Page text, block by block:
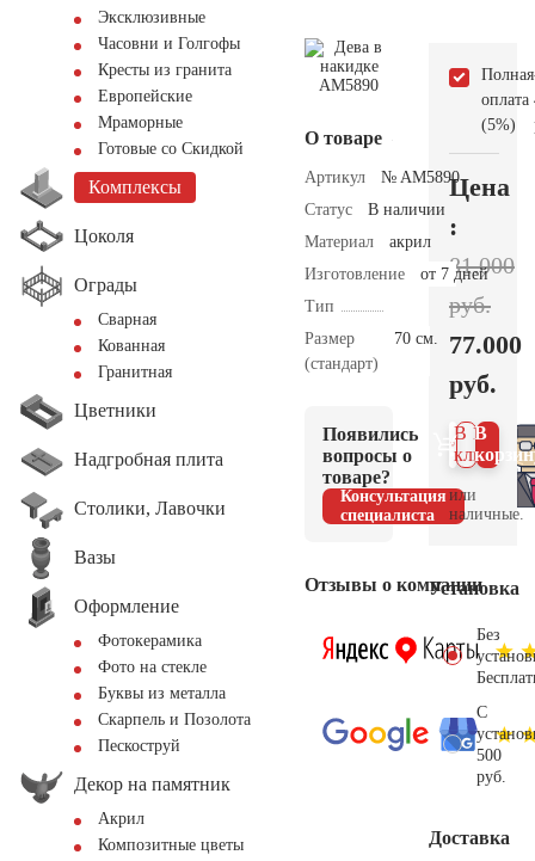
Эксклюзивные
Часовни и Голгофы
Кресты из гранита
Европейские
Мраморные
Готовые со Скидкой
Комплексы
Цоколя
Ограды
Сварная
Кованная
Гранитная
Цветники
Надгробная плита
Столики, Лавочки
Вазы
Оформление
Фотокерамика
Фото на стекле
Буквы из металла
Скарпель и Позолота
Пескоструй
Декор на памятник
Акрил
Композитные цветы
О товаре
Артикул
№ AM5890
Статус
В наличии
Материал
акрил
Изготовление
от 7 дней
Тип
Размер
(стандарт)
70 см.
Появились
вопросы о
товаре?
Консультация
специалиста
Отзывы о компании
Полная
оплата
(5%)
Цена
:
81.000
руб.
77.000
руб.
В
В 1
клик
или
наличные.
Установка
Без
С
500
руб.
Доставка